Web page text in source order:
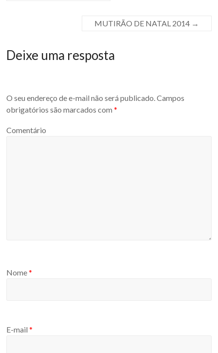
MUTIRÃO DE NATAL 2014 →
Deixe uma resposta
O seu endereço de e-mail não será publicado.Campos
obrigatórios são marcados com*
Comentário
Nome*
E-mail*